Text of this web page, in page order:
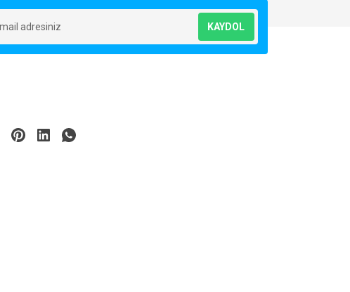
KAYDOL